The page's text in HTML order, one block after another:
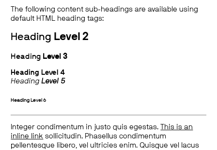
The following content sub-headings are available using
default HTML heading tags:
Heading Level 2
Heading Level 3
Heading Level 4
HeadingLevel 5
Heading Level 6
Integer condimentum in justo quis egestas.
This is an
inline link sollicitudin. Phasellus condimentum
pellentesque libero, vel ultricies enim. Quisque vel lacus